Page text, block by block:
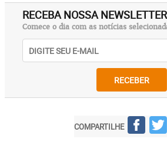
RECEBA NOSSA NEWSLETTER
Comece o dia com as notícias
RECEBER
COMPARTILHE